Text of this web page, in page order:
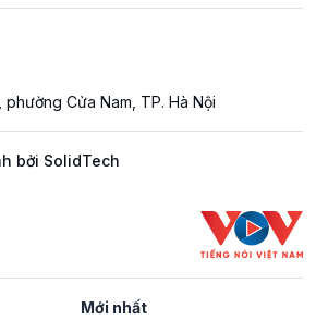
Cửa Nam, TP. Hà Nội
bởi SolidTech
Mới nhất